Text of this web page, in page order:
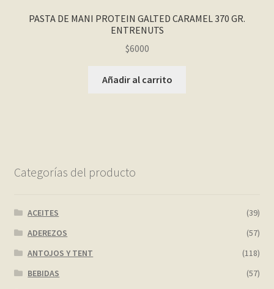
PASTA DE MANI PROTEIN GALTED CARAMEL 370 GR.
ENTRENUTS
$6000
Añadir al carrito
Categorías del producto
ACEITES
(39)
ADEREZOS
(57)
ANTOJOS Y TENT
(118)
BEBIDAS
(57)